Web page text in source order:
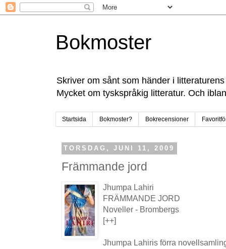
Bokmoster
Skriver om sånt som händer i
Mycket om tyskspråkig litteratur. Och
Startsida Bokmoster? Bokrecensioner
TORSDAG, JUNI 11, 2009
Främmande jord
Jhumpa Lahiri
FRÄMMANDE JORD
Noveller - Brombergs
[++]
Jhumpa Lahiris förra